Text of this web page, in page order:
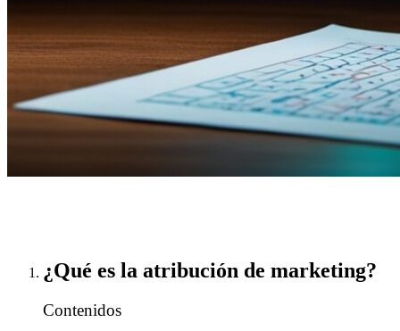
¿Qué es la atribución de marketing?
Contenidos